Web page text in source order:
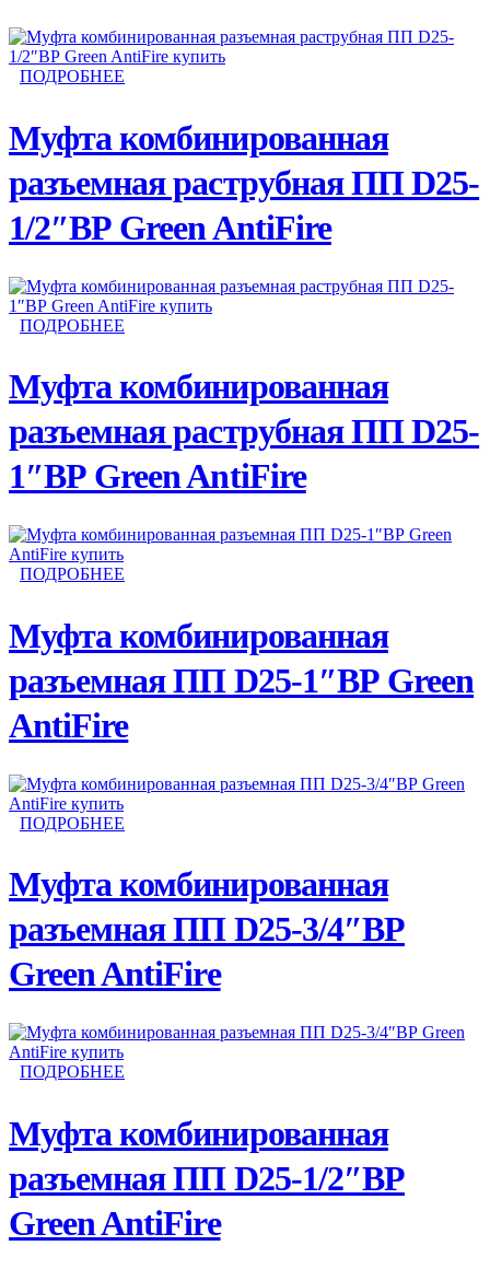
ПОДРОБНЕЕ
Муфта комбинированная
разъемная раструбная ПП D25-
1/2″ВР Green AntiFire
ПОДРОБНЕЕ
Муфта комбинированная
разъемная раструбная ПП D25-
1″ВР Green AntiFire
ПОДРОБНЕЕ
Муфта комбинированная
разъемная ПП D25-1″ВР Green
AntiFire
ПОДРОБНЕЕ
Муфта комбинированная
разъемная ПП D25-3/4″ВР
Green AntiFire
ПОДРОБНЕЕ
Муфта комбинированная
разъемная ПП D25-1/2″ВР
Green AntiFire